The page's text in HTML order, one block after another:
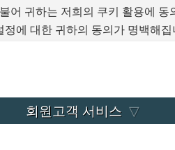
어 귀하는 저희의 쿠키 활용에 동
정에 대한 귀하의 동의가 명백해집
회원고객 서비스